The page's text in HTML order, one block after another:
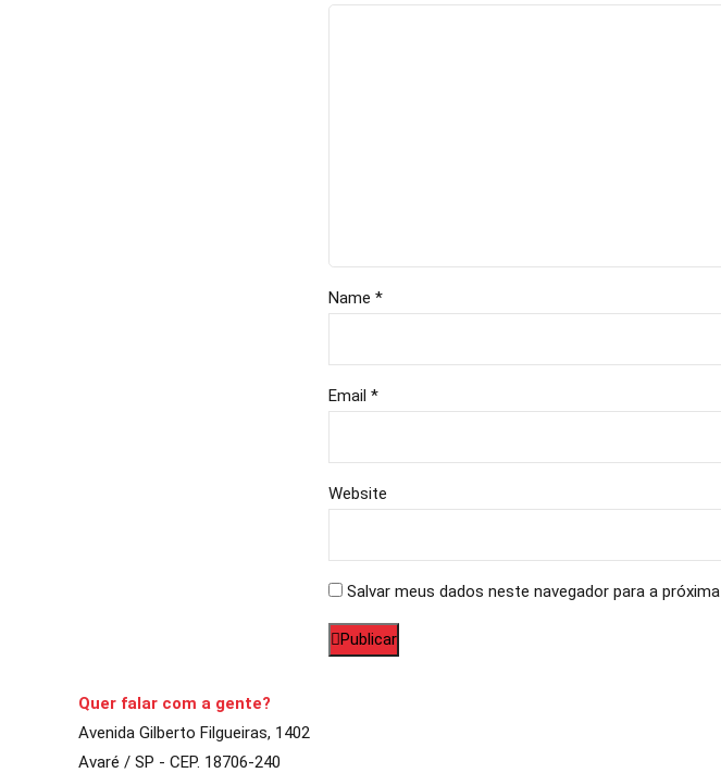
Name *
Email *
Website
Salvar meus dados neste navegador para a
Publicar
Quer falar com a gente?
Avenida Gilberto Filgueiras, 1402
Avaré / SP - CEP. 18706-240